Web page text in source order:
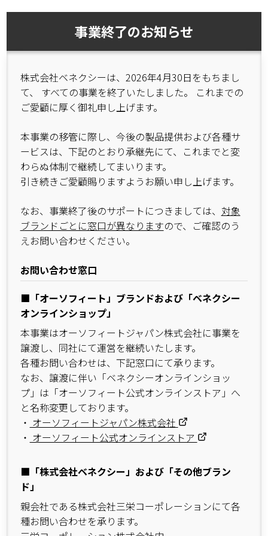
事業終了のお知らせ
株式会社ベネクシーは、2026年4月30日をもちまし
て、 すべての事業を終了いたしました。 これまでの
ご愛顧に厚く御礼申し上げます。
本事業の移管に際し、今後の製品提供および各種サ
ービスは、下記のとおり承継先にて、これまでと変
わらぬ体制で継続してまいります。
引き続きご愛顧賜りますようお願い申し上げます。
なお、事業終了後のサポートにつきましては、 対象
ブランドごとに窓口が異なりますので、ご確認のう
えお問い合わせください。
お問い合わせ窓口
■「オーソフィート」ブランドおよび「ベネクシー
オンラインショップ」
本事業はオーソフィートジャパン株式会社に事業を
譲渡し、同社にて運営を継続いたします。
各種お問い合わせは、下記窓口にて承ります。
なお、譲渡に伴い「ベネクシーオンラインショッ
プ」は「オーソフィート公式オンラインストア」へ
と名称変更しております。
・ オーソフィートジャパン株式会社
・ オーソフィート公式オンラインストア
■「株式会社ベネクシー」および「その他ブラン
ド」
親会社である株式会社三栄コーポレーションにて各
種お問い合わせを承ります。